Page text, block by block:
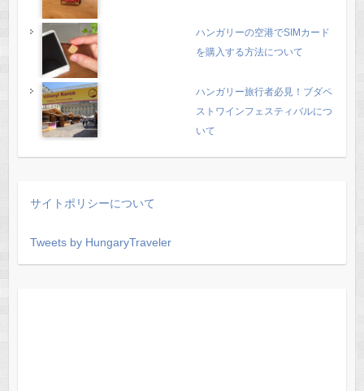
ハンガリーの空港でSIMカード
を購入する方法について
ハンガリー旅行者必見！ブダペ
ストワインフェスティバルにつ
いて
サイトポリシーについて
Tweets by HungaryTraveler